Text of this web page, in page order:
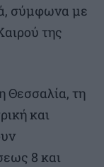
σύμφωνα με
της
Θεσσαλία, τη
και
8 και